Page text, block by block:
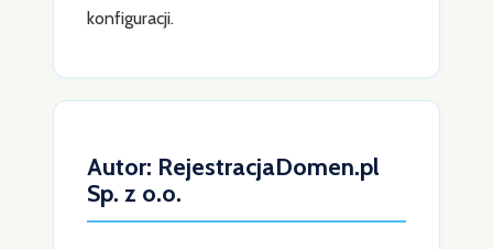
konfiguracji.
Autor: RejestracjaDomen.pl
Sp. z o.o.